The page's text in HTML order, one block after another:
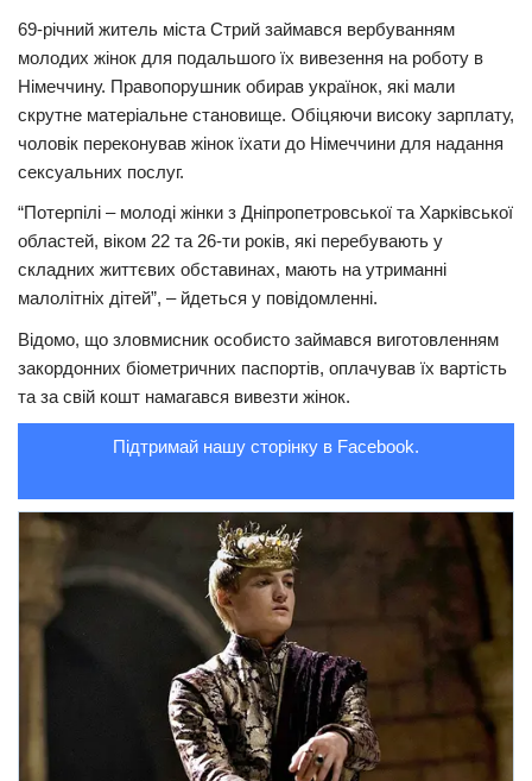
Рецепти
Привітання
Здоров’я
Події
Кримінал
Трагедії
Курйози
Суспільство
Культура
69-річний житель міста Стрий займався вербуванням
молодих жінок для подальшого їх вивезення на роботу в
Німеччину. Правопорушник обирав українок, які мали
скрутне матеріальне становище. Обіцяючи високу зарплату,
чоловік переконував жінок їхати до Німеччини для надання
сексуальних послуг.
“Потерпілі – молоді жінки з Дніпропетровської та Харківської
областей, віком 22 та 26-ти років, які перебувають у
складних життєвих обставинах, мають на утриманні
малолітніх дітей”, – йдеться у повідомленні.
Відомо, що зловмисник особисто займався виготовленням
закордонних біометричних паспортів, оплачував їх вартість
та за свій кошт намагався вивезти жінок.
Підтримай нашу сторінку в Facebook.